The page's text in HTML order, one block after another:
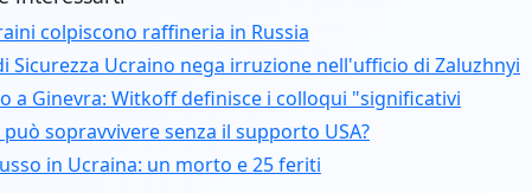
colpiscono raffineria in Russia
Sicurezza Ucraino nega irruzione nell'ufficio di Zaluzhnyi
a Ginevra: Witkoff definisce i colloqui "significativi
può sopravvivere senza il supporto USA?
in Ucraina: un morto e 25 feriti